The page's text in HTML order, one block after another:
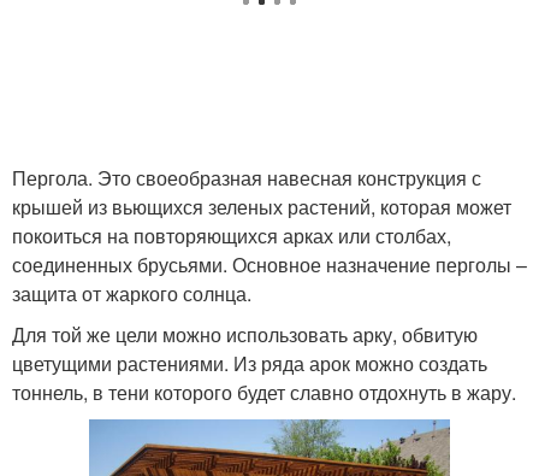
Пергола. Это своеобразная навесная конструкция с
крышей из вьющихся зеленых растений, которая может
покоиться на повторяющихся арках или столбах,
соединенных брусьями. Основное назначение перголы –
защита от жаркого солнца.
Для той же цели можно использовать арку, обвитую
цветущими растениями. Из ряда арок можно создать
тоннель, в тени которого будет славно отдохнуть в жару.